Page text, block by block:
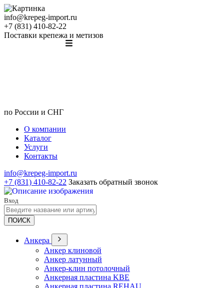
info@krepeg-import.ru
+7 (831) 410-82-22
Поставки крепежа и метизов
по России и СНГ
О компании
Каталог
Услуги
Контакты
info@krepeg-import.ru
+7 (831) 410-82-22 Заказать обратный звонок
Вход
ПОИСК
Анкера
Анкер клиновой
Анкер латунный
Анкер-клин потолочный
Анкерная пластина KBE
Анкерная пластина REHAU